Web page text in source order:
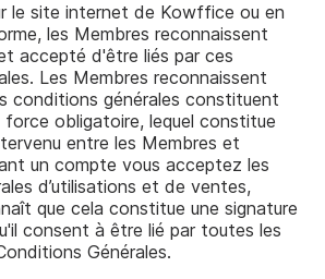
le site internet de Kowffice ou en
les Membres reconnaissent
accepté d'être liés par ces
Les Membres reconnaissent
conditions générales constituent
obligatoire, lequel constitue
entre les Membres et
un compte vous acceptez les
d’utilisations et de ventes,
que cela constitue une signature
consent à être lié par toutes les
Générales.